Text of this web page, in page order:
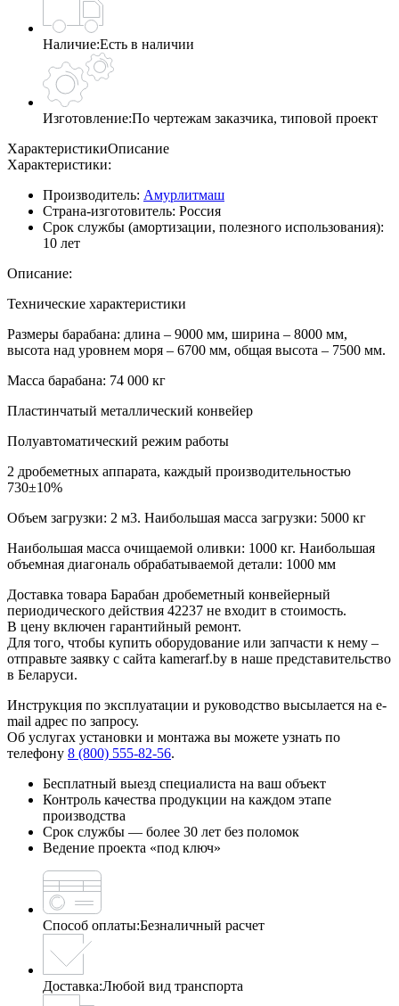
Наличие:Есть в наличии
Изготовление:По чертежам заказчика, типовой проект
ХарактеристикиОписание
Характеристики:
Производитель: Амурлитмаш
Страна-изготовитель: Россия
Срок службы (амортизации, полезного использования):
10 лет
Описание:
Технические характеристики
Размеры барабана: длина – 9000 мм, ширина – 8000 мм,
высота над уровнем моря – 6700 мм, общая высота – 7500 мм.
Масса барабана: 74 000 кг
Пластинчатый металлический конвейер
Полуавтоматический режим работы
2 дробеметных аппарата, каждый производительностью
730±10%
Объем загрузки: 2 м3. Наибольшая масса загрузки: 5000 кг
Наибольшая масса очищаемой оливки: 1000 кг. Наибольшая
объемная диагональ обрабатываемой детали: 1000 мм
Доставка товара Барабан дробеметный конвейерный
периодического действия 42237 не входит в стоимость.
В цену включен гарантийный ремонт.
Для того, чтобы купить оборудование или запчасти к нему –
отправьте заявку с сайта kamerarf.by в наше представительство
в Беларуси.
Инструкция по эксплуатации и руководство высылается на e-
mail адрес по запросу.
Об услугах установки и монтажа вы можете узнать по
телефону 8 (800) 555-82-56.
Бесплатный выезд специалиста на ваш объект
Контроль качества продукции на каждом этапе
производства
Срок службы — более 30 лет без поломок
Ведение проекта «под ключ»
Способ оплаты:Безналичный расчет
Доставка:Любой вид транспорта